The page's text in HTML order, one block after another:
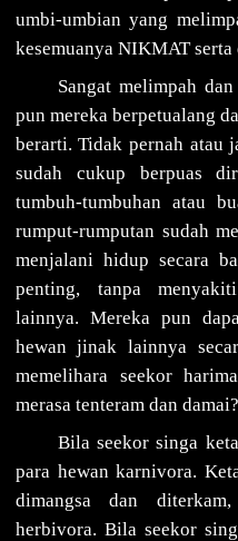
umbi-umbian yang
kesemuanya NIKMAT serta
Sangat melimpah
pun mereka berpetualang
berarti. Tidak pernah atau
sudah cukup berpuas
tumbuh-tumbuhan atau
rumput-rumputan sudah
menjalani hidup secara
penting, tanpa
lainnya. Mereka pun
hewan jinak lainnya
memelihara seekor
merasa tenteram dan damai?
Bila seekor singa
para hewan karnivora.
dimangsa dan
herbivora. Bila seekor